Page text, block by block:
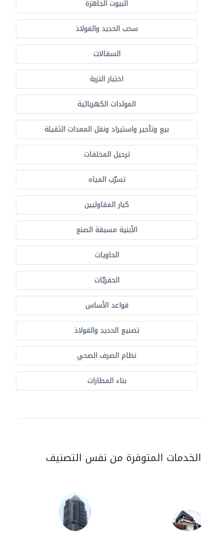
البيوت الجاهزة
سحب الحديد والفولاذ
السقالات
اختبار التربة
المولدات الكهربائية
بيع وتأجير واستيراد ونقل المعدات الثقيلة
ترحيل المخلفات
تسرّب المياه
كبار المقاوليين
الأبنية مسبقة الصنع
الحاويات
الحفريّات
قواعد الأساس
تصنيع الحديد والفولاذ
نظام الصرف الصحي
بناء المطارات
الخدمات المتوفرة من نفس التصنيف